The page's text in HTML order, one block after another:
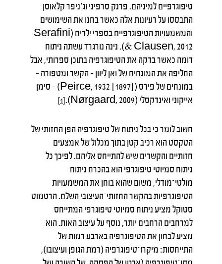
טיפוגרפיים למיניהם. פרנק סרפיני וג'ניפר קלאוסן
התבססו על רעיונות אלה כאשר בחנו את השימושים
והמשמעויות הטיפוגרפיים בספרי ילדים (Serafini
& Clausen, 2012). נינה נורגרד עשתה ניתוח
דומה כאשר בדקה את הטיפוגרפיה בתוכן ספרותי, אבל
החליפה את המונחים של ואן ליוון – הקשר ומטפורה –
במונחים של פירס (Peirce, 1932 [1897]) – סימן
אייקוני ואינדקסלי (Nørgaard, 2009).
[1]
חשוב לומר כי בכל ניתוח של טיפוגרפיה הפן החזותי של
הטקסט הוא רכיב קטן בתוך מכלול של אמצעים
חזותיים והקשרים שיש להתייחס אליהם. לפיכך כל
ניתוח סמיוטי טיפוגרפי הוא בהכרח ניתוח
מולטי־מודלי, משום שהוא בוחן את המשמעויות
הטיפוגרפיות בהקשר החזותי־העיצובי השלם. הרטמוט
סטוקל מציע ניתוח סמיוטי טיפוגרפי המתייחס
למרחבים הרחבים יותר, נוסף על עיצוב האות. הוא
מציע לבחון את הטיפוגרפיה בארבע רמות של
התייחסות: מיקרו־טיפוגרפיה (רמת הגופן ועיצובו),